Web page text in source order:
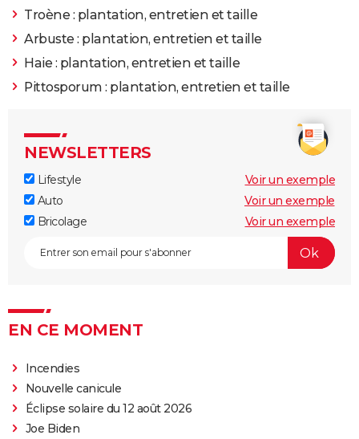
Troène : plantation, entretien et taille
Arbuste : plantation, entretien et taille
Haie : plantation, entretien et taille
Pittosporum : plantation, entretien et taille
NEWSLETTERS
Lifestyle
Voir un exemple
Auto
Voir un exemple
Bricolage
Voir un exemple
EN CE MOMENT
Incendies
Nouvelle canicule
Éclipse solaire du 12 août 2026
Joe Biden